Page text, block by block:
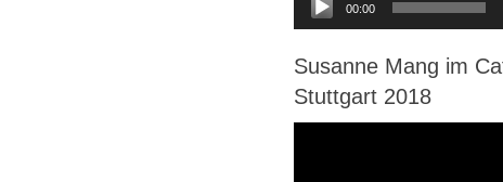
00:00
Susanne Mang im
Stuttgart 2018